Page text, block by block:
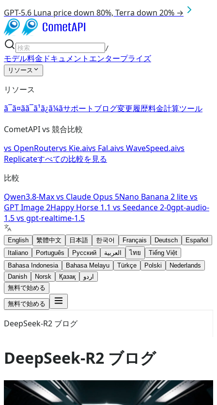
GPT-5.6 Luna price down 80%, Terra down 20% →
/
モデル料金 ドキュメント エンタープライズ
リソース
リソース
ã¯ã¤ãã¯ã¹ã¿ã¼ãサポート ブログ変更履歴料金計算ツール
CometAPI vs 競合比較
vs OpenRoutervs Kie.aivs Fal.aivs WaveSpeed.aivs
Replicateすべての比較を見る
比較
Qwen3.8-Maxvs Claude Opus 5Nano Banana 2 litevs
GPT Image 2Happy Horse 1.1 vs Seedance 2-0gpt-audio-
1.5vs gpt-realtime-1.5
English 繁體中文 日本語 한국어 Français Deutsch
Español
Italiano
Português Русский العربية ไทย
Tiếng Việt
Bahasa Indonesia
Bahasa Melayu Türkçe Polski
Nederlands
Danish
Norsk Қазақ
اردو
無料で始める
無料で始める
DeepSeek-R2 ブログ
DeepSeek-R2 ブログ